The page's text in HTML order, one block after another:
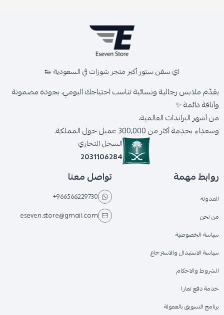
اي سفن ستور أكبر متجر شوزات في السعودية 👟
يقدّم ملابس رجالية ونسائية تناسب احتياجك اليومي، بجودة مضمونة
وأناقة دائمة ✨
من أشهر البراندات العالمية،
وسعداء بخدمة أكثر من 300,000 عميل حول المملكة.
السجل التجاري
2031106284
روابط مهمة
المدونة
من نحن
سياسة الخصوصية
سياسة الاستبدال والاسترجاع
الشروط والاحكام
خدمة دفع تمارا
برنامج التسويق بالعمولة
تواصل معنا
+966566229730
eseven.store@gmail.com